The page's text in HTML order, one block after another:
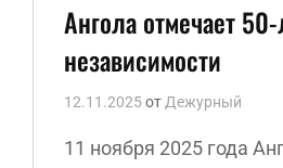
рубрик
Ангола отмечает
независимости
12.11.2025от Дежурный
11 ноября 2025 года